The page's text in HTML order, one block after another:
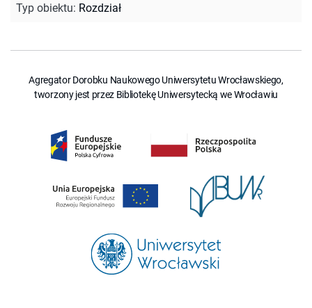
Typ obiektu: Rozdział
Agregator Dorobku Naukowego Uniwersytetu Wrocławskiego,
tworzony jest przez Bibliotekę Uniwersytecką we Wrocławiu